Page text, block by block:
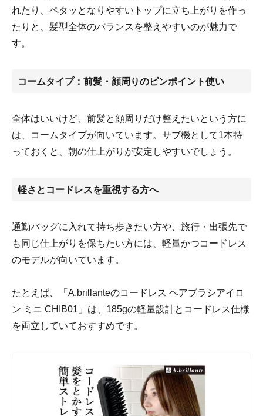
れたり、ペタッとなりやすいトップに立ち上がりを作っ
たりと、髪型全体のバランスを整えやすいのが魅力で
す。
コームタイプ：前髪・顔周りのピンポイント使い
全体はいいけど、前髪と顔周りだけ整えたいという方に
は、コームタイプが向いています。サブ機として1本持
っておくと、朝の仕上がりが安定しやすいでしょう。
軽さとコードレスを重視する方へ
通勤バッグに入れて持ち歩きたい方や、旅行・出張先で
も同じ仕上がりを保ちたい方には、軽量かつコードレス
のモデルが向いています。
たとえば、「A.brillanteのコードレス ヘアブラシアイロ
ン ミニ CHIB01」は、185gの軽量設計とコードレス仕様
を両立していておすすめです。